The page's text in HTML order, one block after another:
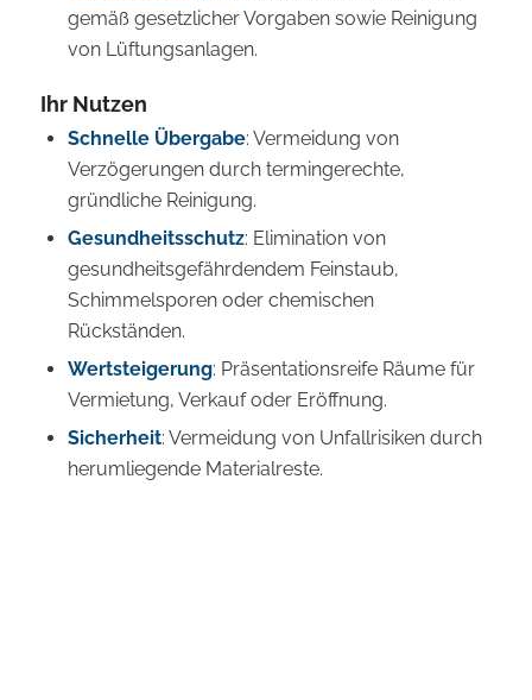
gemäß gesetzlicher Vorgaben sowie Reinigung
von Lüftungsanlagen.
Ihr Nutzen
Schnelle Übergabe: Vermeidung von
Verzögerungen durch termingerechte,
gründliche Reinigung.
Gesundheitsschutz: Elimination von
gesundheitsgefährdendem Feinstaub,
Schimmelsporen oder chemischen
Rückständen.
Wertsteigerung: Präsentationsreife Räume für
Vermietung, Verkauf oder Eröffnung.
Sicherheit: Vermeidung von Unfallrisiken durch
herumliegende Materialreste.